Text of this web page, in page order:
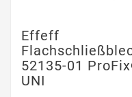
Effeff
52135-01
UNI